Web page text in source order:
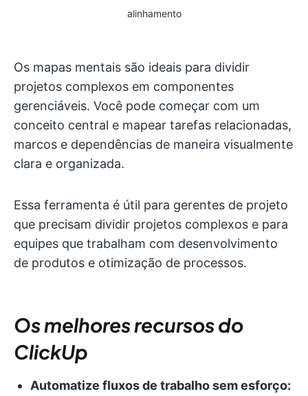
alinhamento
Os mapas mentais são ideais para dividir
projetos complexos em componentes
gerenciáveis. Você pode começar com um
conceito central e mapear tarefas relacionadas,
marcos e dependências de maneira visualmente
clara e organizada.
Essa ferramenta é útil para gerentes de projeto
que precisam dividir projetos complexos e para
equipes que trabalham com desenvolvimento
de produtos e otimização de processos.
Os melhores recursos do
ClickUp
Automatize fluxos de trabalho sem esforço: